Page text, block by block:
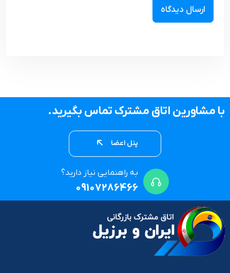
با مشاورین اتاق مشترک تماس بگیرید.
پنل اعضا
به راهنمایی نیاز دارید؟
09107286466